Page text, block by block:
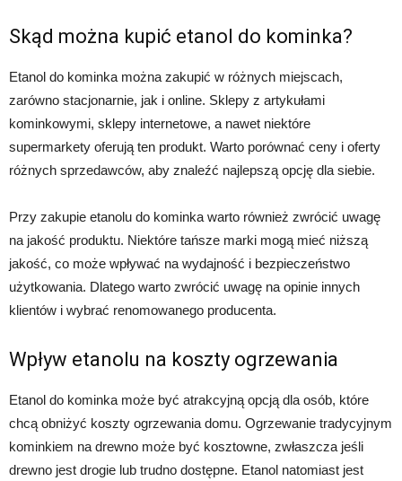
Skąd można kupić etanol do kominka?
Etanol do kominka można zakupić w różnych miejscach,
zarówno stacjonarnie, jak i online. Sklepy z artykułami
kominkowymi, sklepy internetowe, a nawet niektóre
supermarkety oferują ten produkt. Warto porównać ceny i oferty
różnych sprzedawców, aby znaleźć najlepszą opcję dla siebie.
Przy zakupie etanolu do kominka warto również zwrócić uwagę
na jakość produktu. Niektóre tańsze marki mogą mieć niższą
jakość, co może wpływać na wydajność i bezpieczeństwo
użytkowania. Dlatego warto zwrócić uwagę na opinie innych
klientów i wybrać renomowanego producenta.
Wpływ etanolu na koszty ogrzewania
Etanol do kominka może być atrakcyjną opcją dla osób, które
chcą obniżyć koszty ogrzewania domu. Ogrzewanie tradycyjnym
kominkiem na drewno może być kosztowne, zwłaszcza jeśli
drewno jest drogie lub trudno dostępne. Etanol natomiast jest